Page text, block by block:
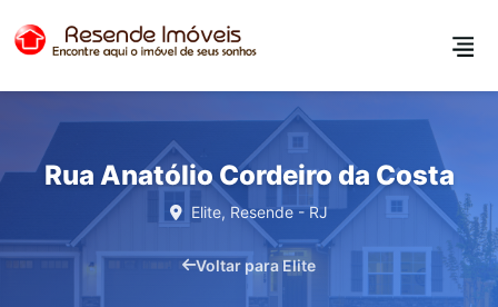
Rua Anatólio Cordeiro da Costa
Elite, Resende - RJ
Voltar para Elite